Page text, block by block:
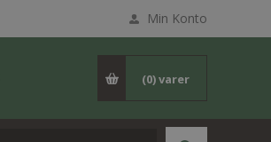
Min Konto
(0)varer